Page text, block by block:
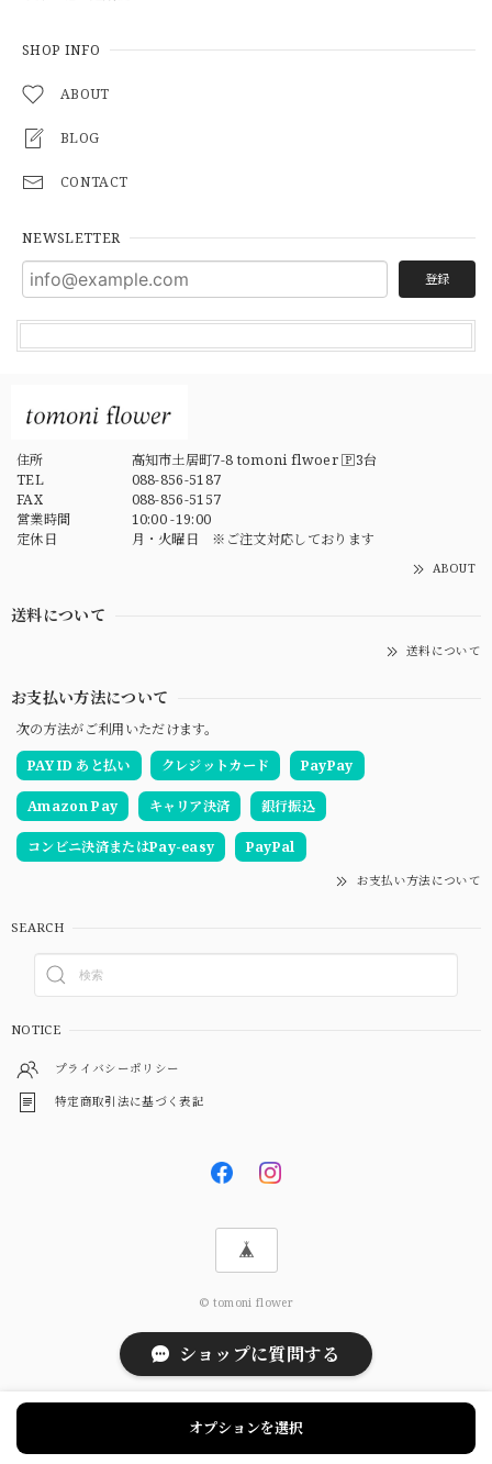
SHOP INFO
ABOUT
BLOG
CONTACT
NEWSLETTER
登録
住所
高知市土居町7-8 tomoni flwoer 🄿3台
TEL
088-856-5187
FAX
088-856-5157
営業時間
10:00 -19:00
定休日
月・火曜日 ※ご注文対応しております
ABOUT
送料について
送料について
お支払い方法について
次の方法がご利用いただけます。
PAY ID あと払い
クレジットカード PayPay
Amazon Pay キャリア決済 銀行振込
コンビニ決済またはPay-easy PayPal
お支払い方法について
SEARCH
NOTICE
プライバシーポリシー
特定商取引法に基づく表記
© tomoni flower
オプションを選択
ショップに質問する